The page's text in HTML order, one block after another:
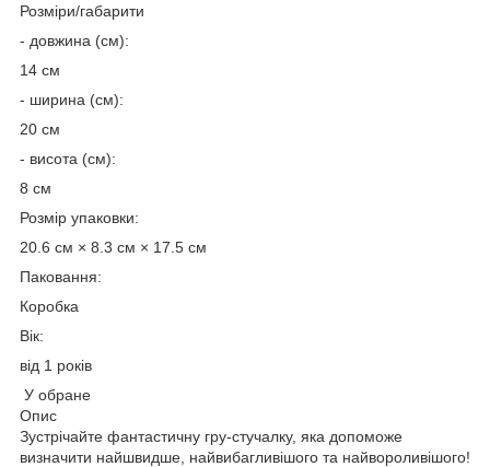
Розміри/габарити
- довжина (см):
14 см
- ширина (см):
20 см
- висота (см):
8 см
Розмір упаковки:
20.6 см × 8.3 см × 17.5 см
Паковання:
Коробка
Вік:
від 1 років
У обране
Опис
Зустрічайте фантастичну гру-стучалку, яка допоможе
визначити найшвидше, найвибагливішого та найвороливішого!